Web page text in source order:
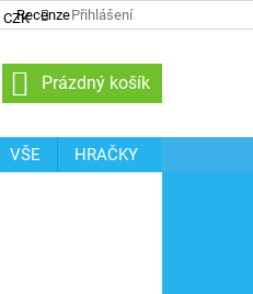
Recenze
CZK Přihlášení
NÁKUPNÍ
KOŠÍK
Prázdný košík
VŠE
HRAČKY